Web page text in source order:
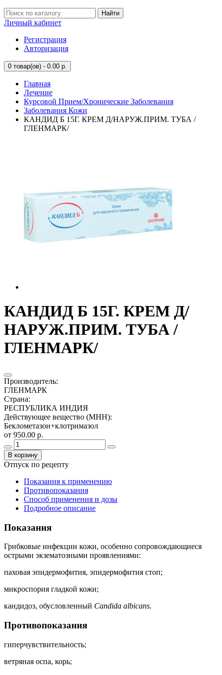
Найти
Личный кабинет
Регистрация
Авторизация
0 товар(ов) - 0.00 р.
Главная
Лечение
Курсовой Прием/Хронические Заболевания
Заболевания Кожи
КАНДИД Б 15Г. КРЕМ Д/НАРУЖ.ПРИМ. ТУБА /
ГЛЕНМАРК/
КАНДИД Б 15Г. КРЕМ Д/
НАРУЖ.ПРИМ. ТУБА /
ГЛЕНМАРК/
Производитель:
ГЛЕНМАРК
Страна:
РЕСПУБЛИКА ИНДИЯ
Действующее вещество (МНН):
Беклометазон+клотримазол
от 950.00 р.
В корзину
Отпуск по рецепту
Показания к применению
Противопоказания
Способ применения и дозы
Подробное описание
Показания
Грибковые инфекции кожи, особенно сопровождающиеся
острыми экзематозными проявлениями:
паховая эпидермофития, эпидермофития стоп;
микроспория гладкой кожи;
кандидоз, обусловленный Candida albicans.
Противопоказания
гиперчувствительность;
ветряная оспа, корь;